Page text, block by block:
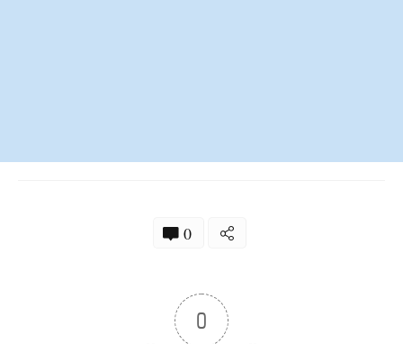
0
0